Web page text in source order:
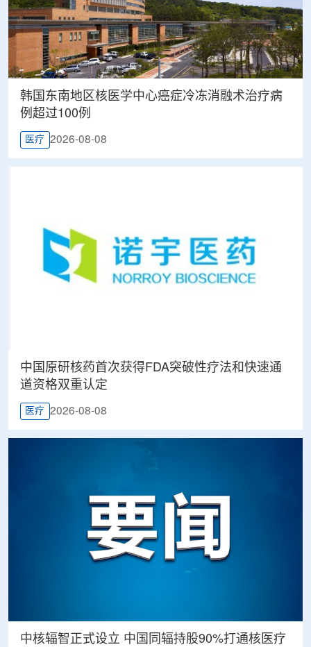
韩国东南地区核医学中心癌症冷冻消融术治疗病
例超过100例
医疗 2026-08-08
中国原研核药首次获得FDA突破性疗法和快速通
道资格双重认定
医疗 2026-08-08
中核辐智正式设立 中国同辐持股90%打通核医疗